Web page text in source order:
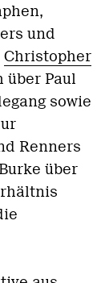
und
Christopher
über Paul
sowie
Renners
über